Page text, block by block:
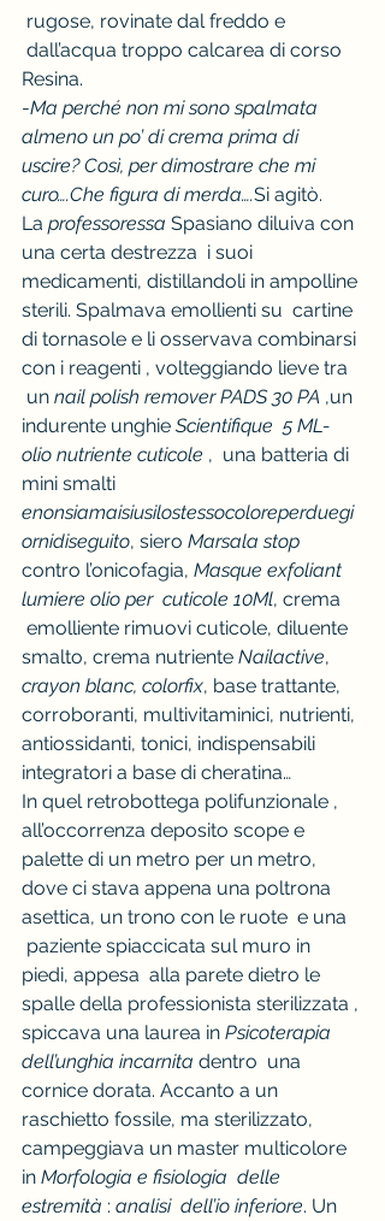
rugose, rovinate dal freddo e
dall’acqua troppo calcarea di corso
Resina.
-Ma perché non mi sono spalmata
almeno un po’ di crema prima di
uscire? Così, per dimostrare che mi
curo….Che figura di merda….Si agitò.
La professoressa Spasiano diluiva con
una certa destrezza  i suoi
medicamenti, distillandoli in ampolline
sterili. Spalmava emollienti su  cartine
di tornasole e li osservava combinarsi
con i reagenti , volteggiando lieve tra
un nail polish remover PADS 30 PA ,un
indurente unghie Scientifique  5 ML-
olio nutriente cuticole ,  una batteria di
mini smalti
enonsiamaisiusilostessocoloreperduegi
ornidiseguito, siero Marsala stop
contro l’onicofagia, Masque exfoliant
lumiere olio per  cuticole 10Ml, crema
emolliente rimuovi cuticole, diluente
smalto, crema nutriente Nailactive,
crayon blanc, colorfix, base trattante,
corroboranti, multivitaminici, nutrienti,
antiossidanti, tonici, indispensabili
integratori a base di cheratina…
In quel retrobottega polifunzionale ,
all’occorrenza deposito scope e
palette di un metro per un metro,
dove ci stava appena una poltrona
asettica, un trono con le ruote  e una
paziente spiaccicata sul muro in
piedi, appesa  alla parete dietro le
spalle della professionista sterilizzata ,
spiccava una laurea in Psicoterapia
dell’unghia incarnita dentro  una
cornice dorata. Accanto a un
raschietto fossile, ma sterilizzato,
campeggiava un master multicolore
in Morfologia e fisiologia  delle
estremità : analisi  dell’io inferiore. Un